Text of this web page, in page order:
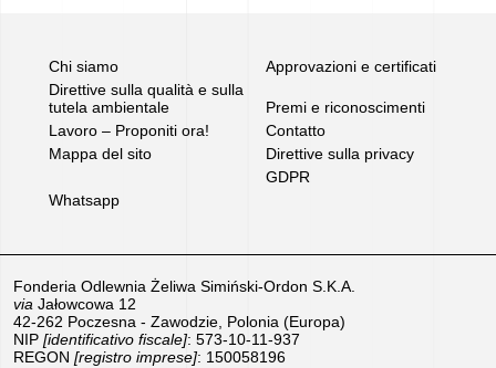
Attrezzature
in
Sponsorizziamo
Chi siamo
Approvazioni e certificati
Direttive sulla qualità e sulla
tutela ambientale
Premi e riconoscimenti
Lavoro – Proponiti ora!
Contatto
Mappa del sito
Direttive sulla privacy
GDPR
Whatsapp
Fonderia Odlewnia Żeliwa Simiński-Ordon S.K.A.
via Jałowcowa 12
42-262 Poczesna - Zawodzie, Polonia (Europa)
NIP [identificativo fiscale]: 573-10-11-937
REGON [registro imprese]: 150058196